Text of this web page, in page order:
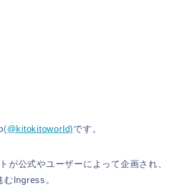
(@kitokitoworld)です。
が公式やユーザーによって企画され、
Ingress。